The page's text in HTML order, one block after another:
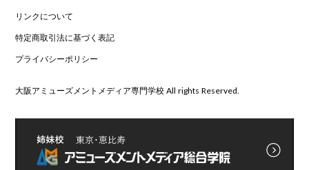
リンクについて
特定商取引法に基づく表記
プライバシーポリシー
大阪アミューズメントメディア専門学校 All rights Reserved.